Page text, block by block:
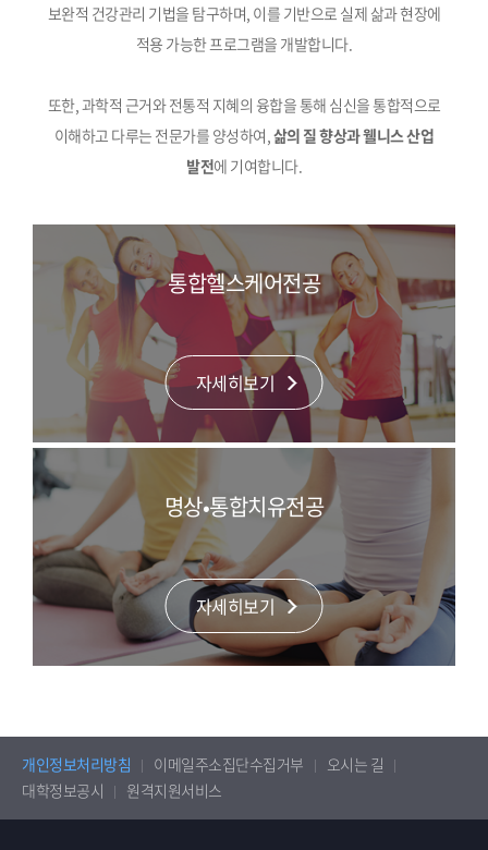
보완적 건강관리 기법을 탐구하며, 이를 기반으로 실제 삶과 현장에
적용 가능한 프로그램을 개발합니다.
또한, 과학적 근거와 전통적 지혜의 융합을 통해 심신을 통합적으로
이해하고 다루는 전문가를 양성하여, 삶의 질 향상과 웰니스 산업
발전에 기여합니다.
통합헬스케어전공
자세히보기
명상•통합치유전공
자세히보기
개인정보처리방침 이메일주소집단수집거부
오시는 길
대학정보공시
원격지원서비스